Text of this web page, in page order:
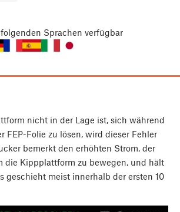
Sprachen verfügbar
nicht in der Lage ist, sich während
FEP-Folie zu lösen, wird dieser Fehler
bemerkt den erhöhten Strom, der
die Kippplattform zu bewegen, und hält
geschieht meist innerhalb der ersten 10